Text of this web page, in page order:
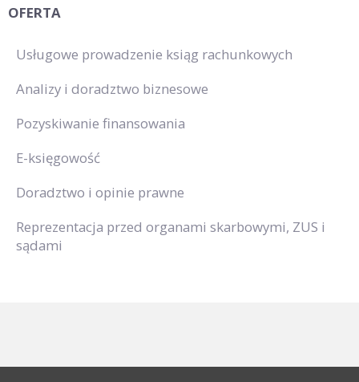
OFERTA
Usługowe prowadzenie ksiąg rachunkowych
Analizy i doradztwo biznesowe
Pozyskiwanie finansowania
E-księgowość
Doradztwo i opinie prawne
Reprezentacja przed organami skarbowymi, ZUS i
sądami